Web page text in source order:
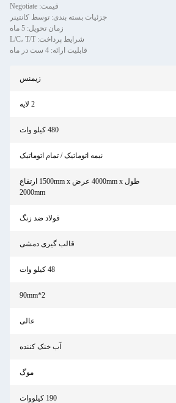
قیمت: Negotiate
جزئیات بسته بندی: توسط کانتینر
زمان تحویل: 5 ماه
شرایط پرداخت: L/C، T/T
قابلیت ارائه: 4 ست در ماه
زیمنس
2 لایه
480 کیلو وات
نیمه اتوماتیک / تمام اتوماتیک
طول 4000mm x عرض 1500mm x ارتفاع
2000mm
فولاد ضد زنگ
قالب گیری دمشی
48 کیلو وات
90mm*2
عالی
آب خنک کننده
موگ
190 کیلووات